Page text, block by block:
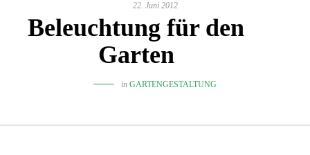
22. Juni 2012
Beleuchtung für den
Garten
in GARTENGESTALTUNG